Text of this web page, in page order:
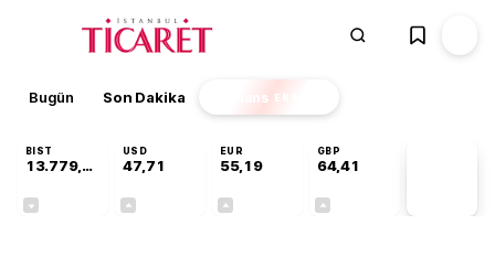
Bugün Son Dakika Finans EKSTRA
BIST
13.779,39
USD
47,71
EUR
55,19
GBP
64,41